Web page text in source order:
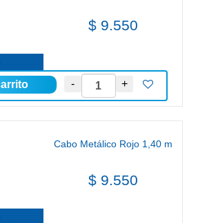
$ 9.550
Cabo Metálico Rojo 1,40 m
$ 9.550